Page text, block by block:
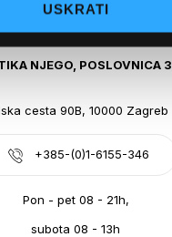
USKRATI
webshop@optikanjego.hr
NJEGO, POSLOVNICA 3
cesta 90B, 10000 Zagreb
+385-(0)1-6155-346
Pon - pet 08 - 21h,
subota 08 - 13h